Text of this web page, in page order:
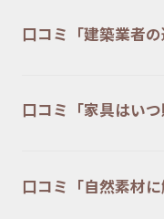
口コミ「建築業者の
口コミ「家具はいつ
口コミ「自然素材に